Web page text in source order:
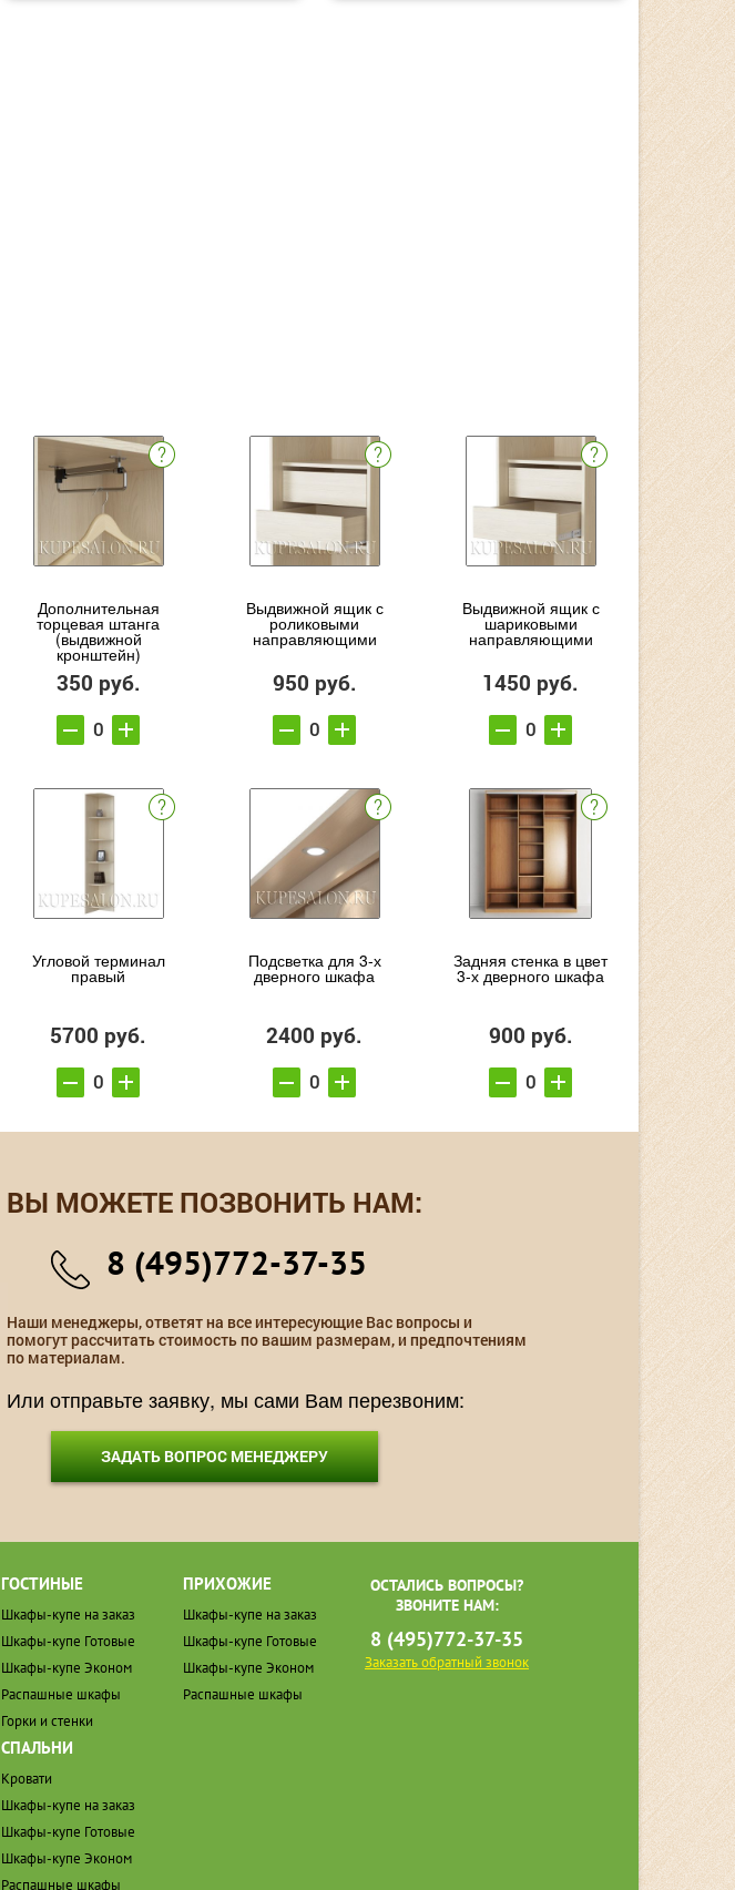
Дополнительная
торцевая штанга
(выдвижной
кронштейн)
350 руб.
Выдвижной ящик с
роликовыми
направляющими
950 руб.
Выдвижной ящик с
шариковыми
направляющими
1450 руб.
Угловой терминал
правый
5700 руб.
Подсветка для 3-х
дверного шкафа
2400 руб.
Задняя стенка в цвет
3-х дверного шкафа
900 руб.
ВЫ МОЖЕТЕ ПОЗВОНИТЬ НАМ:
8 (495)772-37-35
Наши менеджеры, ответят на все интересующие Вас вопросы и
помогут рассчитать стоимость по вашим размерам, и предпочтениям
по материалам.
Или отправьте заявку, мы сами Вам перезвоним:
ЗАДАТЬ ВОПРОС МЕНЕДЖЕРУ
ГОСТИНЫЕ
Шкафы-купе на заказ
Шкафы-купе Готовые
Шкафы-купе Эконом
Распашные шкафы
Горки и стенки
СПАЛЬНИ
Кровати
Шкафы-купе на заказ
Шкафы-купе Готовые
Шкафы-купе Эконом
Распашные шкафы
ПРИХОЖИЕ
Шкафы-купе на заказ
Шкафы-купе Готовые
Шкафы-купе Эконом
Распашные шкафы
ОСТАЛИСЬ ВОПРОСЫ?
ЗВОНИТЕ НАМ:
8 (495)772-37-35
Заказать обратный звонок